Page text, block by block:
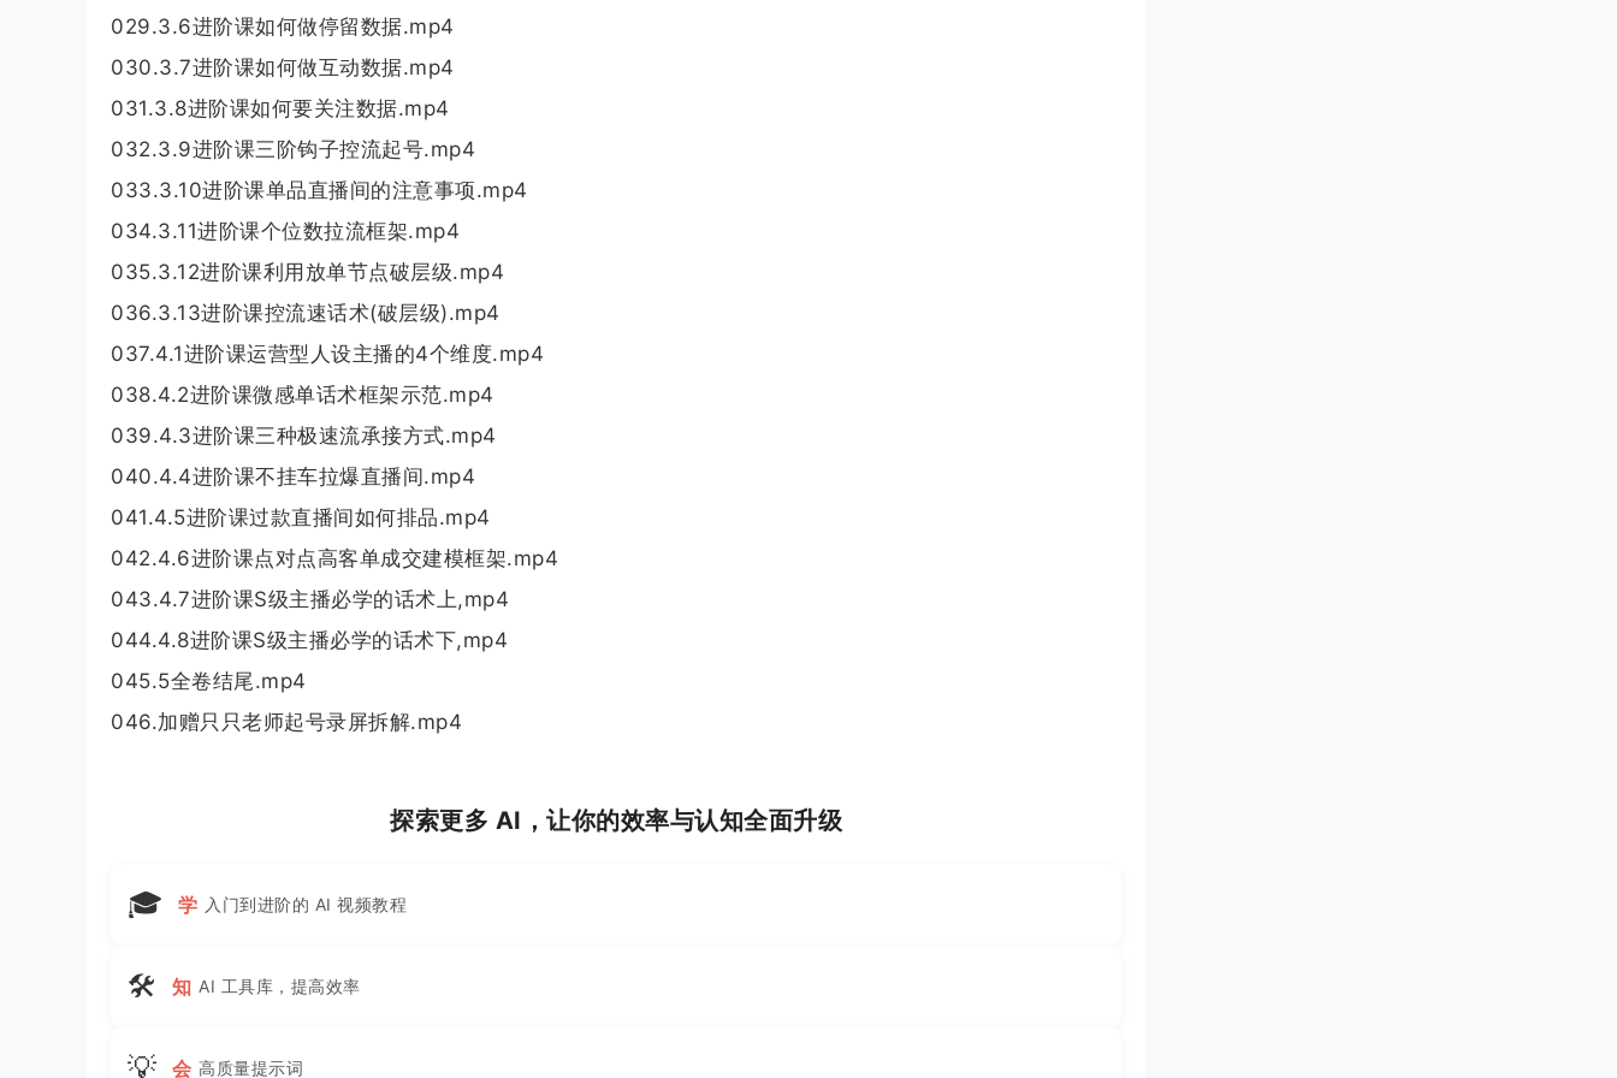
029.3.6进阶课如何做停留数据.mp4
030.3.7进阶课如何做互动数据.mp4
031.3.8进阶课如何要关注数据.mp4
032.3.9进阶课三阶钩子控流起号.mp4
033.3.10进阶课单品直播间的注意事项.mp4
034.3.11进阶课个位数拉流框架.mp4
035.3.12进阶课利用放单节点破层级.mp4
036.3.13进阶课控流速话术(破层级).mp4
037.4.1进阶课运营型人设主播的4个维度.mp4
038.4.2进阶课微感单话术框架示范.mp4
039.4.3进阶课三种极速流承接方式.mp4
040.4.4进阶课不挂车拉爆直播间.mp4
041.4.5进阶课过款直播间如何排品.mp4
042.4.6进阶课点对点高客单成交建模框架.mp4
043.4.7进阶课S级主播必学的话术上,mp4
044.4.8进阶课S级主播必学的话术下,mp4
045.5全卷结尾.mp4
046.加赠只只老师起号录屏拆解.mp4
探索更多 AI，让你的效率与认知全面升级
🎓 学 入门到进阶的 AI 视频教程
🛠 知 AI 工具库，提高效率
💡 会 高质量提示词